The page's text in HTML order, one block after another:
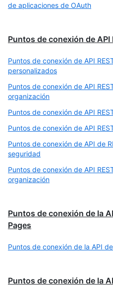
de aplicaciones de OAuth
Puntos de conexión de
Puntos de conexión de API
personalizados
Puntos de conexión de API
organización
Puntos de conexión de API
Puntos de conexión de API
Puntos de conexión de API de
seguridad
Puntos de conexión de API
organización
Puntos de conexión de la
Pages
Puntos de conexión de la API
Puntos de conexión de la